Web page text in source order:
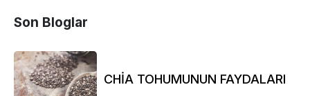
Son Bloglar
CHİA TOHUMUNUN FAYDALARI